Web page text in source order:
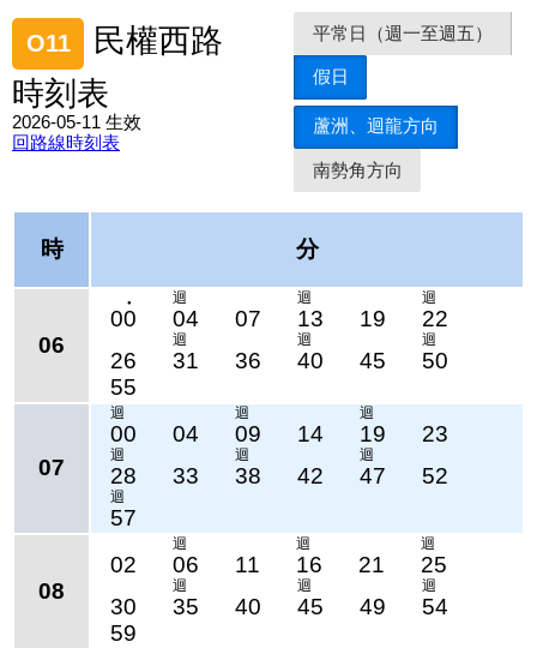
O11
民權西路
時刻表
2026-05-11 生效
回路線時刻表
平常日（週一至週五）
假日
蘆洲、迴龍方向
南勢角方向
時 分
06
●
00
迴
04 07
迴
13 19
迴
22
26
迴
31 36
迴
40 45
迴
50
55
07
迴
00 04
迴
09 14
迴
19 23
迴
28 33
迴
38 42
迴
47 52
迴
57
08
02
迴
06 11
迴
16 21
迴
25
30
迴
35 40
迴
45 49
迴
54
59